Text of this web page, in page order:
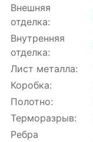
Внешняя
отделка:
Внутренняя
отделка:
Лист металла:
Коробка:
Полотно:
Терморазрыв:
Ребра